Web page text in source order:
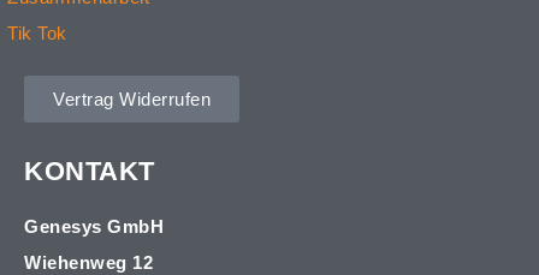
Tik Tok
Vertrag Widerrufen
KONTAKT
Genesys GmbH
Wiehenweg 12